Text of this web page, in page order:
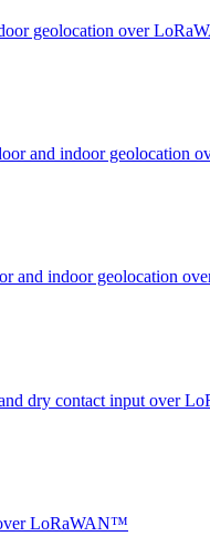
geolocation over
and indoor geolocation
and indoor geolocation
dry contact input over
LoRaWAN™